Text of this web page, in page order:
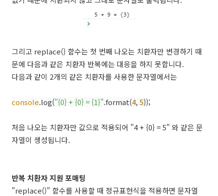
그리고 replace() 함수는 첫 번째 나오는 치환자만 변경하기 때
문에 다음과 같은 치환자 반복에는 대응을 하지 못합니다.
다음과 같이 2개의 같은 치환자를 사용한 문자열에서는
console.log("{0} + {0} = {1}".format(4,5));
처음 나오는 치환자만 값으로 적용되어 "4 + {0} = 5" 와 같은 문
자열이 생성됩니다.
반복 치환자 지원 포매팅
"replace()" 함수를 사용할 때 정규표현식을 적용하면 문자열